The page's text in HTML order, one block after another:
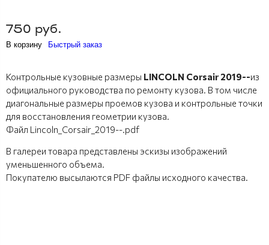
750 руб.
В корзину Быстрый заказ
Контрольные кузовные размеры LINCOLN Corsair 2019--из
официального руководства по ремонту кузова. В том числе
диагональные размеры проемов кузова и контрольные точки
для восстановления геометрии кузова.
Файл Lincoln_Corsair_2019--.pdf
В галереи товара представлены эскизы изображений
уменьшенного объема.
Покупателю высылаются PDF файлы исходного качества.